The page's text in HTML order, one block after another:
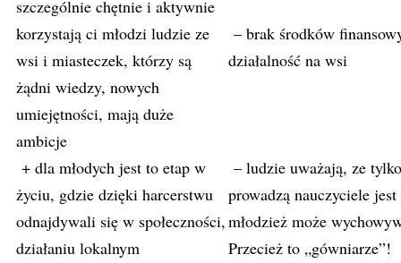
szczególnie chętnie i aktywnie
korzystają ci młodzi ludzie ze
wsi i miasteczek, którzy są
żądni wiedzy, nowych
umiejętności, mają duże
ambicje
– brak środków
działalność na wsi
+ dla młodych jest to etap w
życiu, gdzie dzięki harcerstwu
odnajdywali się w społeczności,
działaniu lokalnym
– ludzie uważają, ze
prowadzą nauczyciele
młodzież może
Przecież to „gówniarze”!